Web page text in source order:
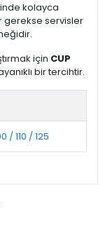
kolayca
gerekse servisler
için CUP
bir tercihtir.
/ 110 / 125